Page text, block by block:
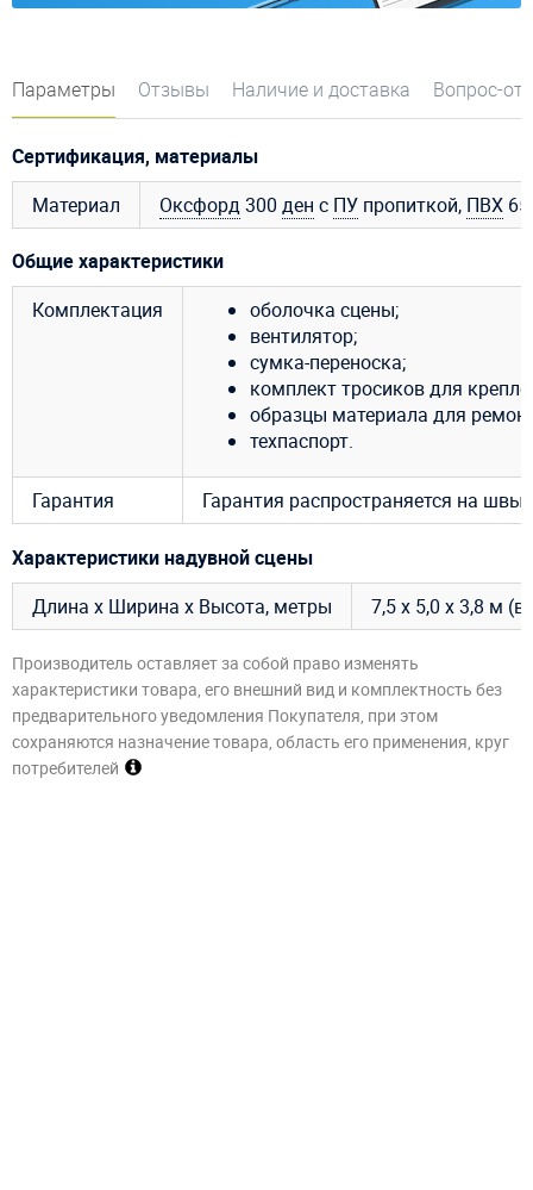
Параметры Отзывы Наличие и доставка Вопрос-
Сертификация, материалы
Материал
Оксфорд300 ден с ПУ пропиткой, ПВХ
Общие характеристики
Комплектация
оболочка сцены;
вентилятор;
сумка-переноска;
комплект тросиков для
образцы материала для
техпаспорт.
Гарантия Гарантия распространяется на
Характеристики надувной сцены
Длина х Ширина х Высота, метры
7,5 х 5,0 х 3,8 м
Производитель оставляет за собой право изменять
характеристики товара, его внешний вид и комплектность без
предварительного уведомления Покупателя, при этом
сохраняются назначение товара, область его применения, круг
потребителей